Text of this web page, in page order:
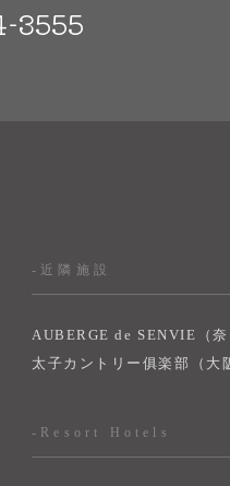
3555
-近隣施設
AUBERGE de SENVIE（奈
太子カントリー俱楽部（大
-Resort Hotels